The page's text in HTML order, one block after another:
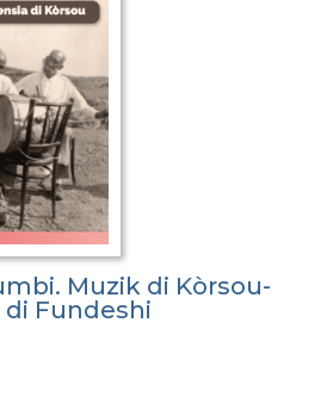
Muzik di Kòrsou-
di Fundeshi